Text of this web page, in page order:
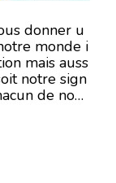
donner u
monde i
mais auss
notre sign
de nous